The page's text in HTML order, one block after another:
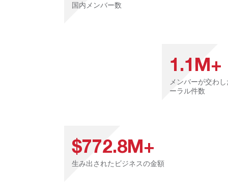
国内メンバー数
1.1M+
メンバーが交わ
ーラル件数
$772.8M+
生み出されたビジネスの金額